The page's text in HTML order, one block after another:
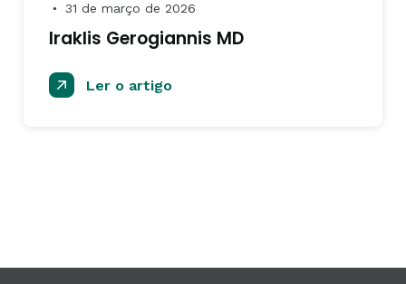
● 31 de março de 2026
Iraklis Gerogiannis MD
Ler o artigo